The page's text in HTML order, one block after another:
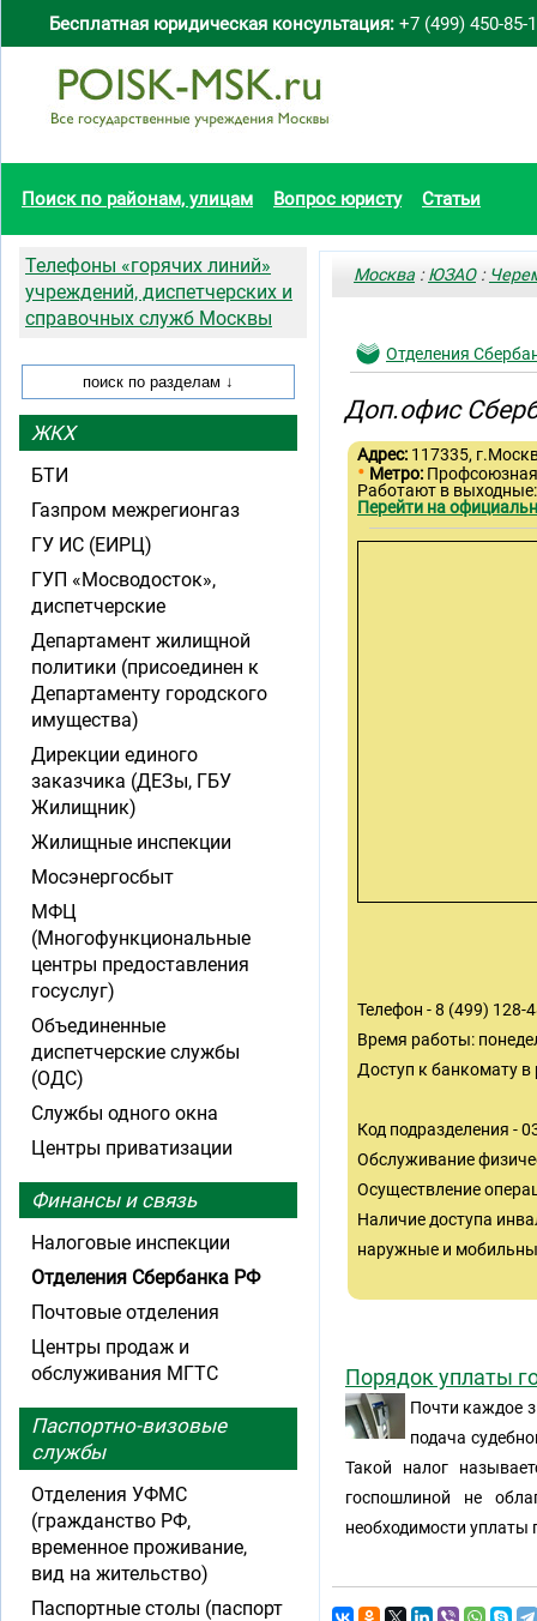
Бесплатная юридическая консультация: +7 (499) 450-85-
Поиск по районам, улицам Вопрос юристу Статьи
Москва :ЮЗАО:
Отделения
Доп.офис
Адрес: 117335,
• Метро:
Работают в
Перейти на
Телефон - 8 (499) 128-
Время работы:
Доступ к банкомату
Код подразделения -
Обслуживание
Осуществление
Наличие доступа
наружные и
Порядок уплаты
Почти каждое
подача
Такой налог
госпошлиной не
необходимости
Телефоны «горячих линий»
учреждений, диспетчерских и
справочных служб Москвы
ЖКХ
БТИ
Газпром межрегионгаз
ГУ ИС (ЕИРЦ)
ГУП «Мосводосток»,
диспетчерские
Департамент жилищной
политики (присоединен к
Департаменту городского
имущества)
Дирекции единого
заказчика (ДЕЗы, ГБУ
Жилищник)
Жилищные инспекции
Мосэнергосбыт
МФЦ
(Многофункциональные
центры предоставления
госуслуг)
Объединенные
диспетчерские службы
(ОДС)
Службы одного окна
Центры приватизации
Финансы и связь
Налоговые инспекции
Отделения Сбербанка РФ
Почтовые отделения
Центры продаж и
обслуживания МГТС
Паспортно-визовые
службы
Отделения УФМС
(гражданство РФ,
временное проживание,
вид на жительство)
Паспортные столы (паспорт